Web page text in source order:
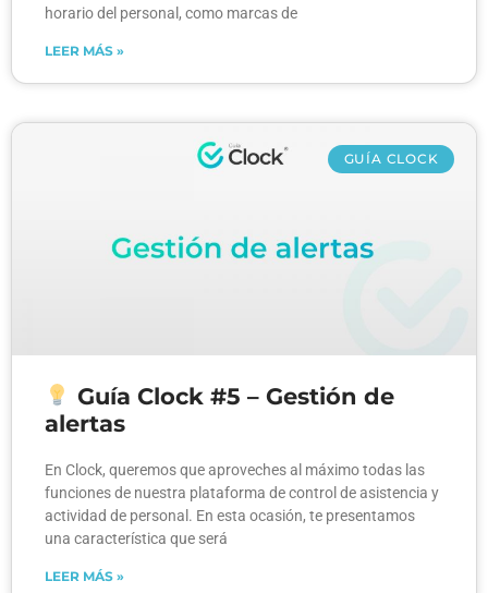
horario del personal, como marcas de
LEER MÁS »
GUÍA CLOCK
Guía Clock #5 – Gestión de
alertas
En Clock, queremos que aproveches al máximo todas las
funciones de nuestra plataforma de control de asistencia y
actividad de personal. En esta ocasión, te presentamos
una característica que será
LEER MÁS »